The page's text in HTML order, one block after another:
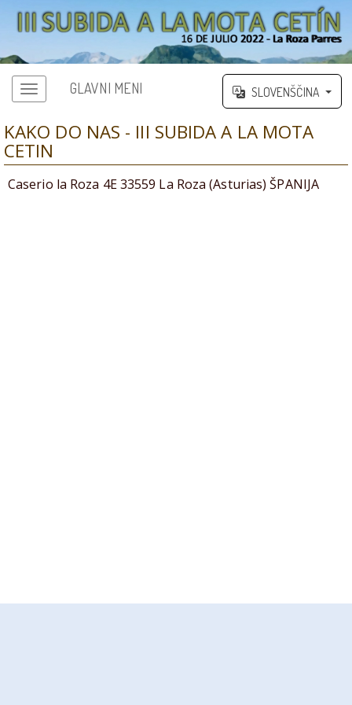
GLAVNI MENI SLOVENŠČINA
KAKO DO NAS - III SUBIDA A LA MOTA
CETIN
Caserio la Roza 4E 33559 La Roza (Asturias) ŠPANIJA